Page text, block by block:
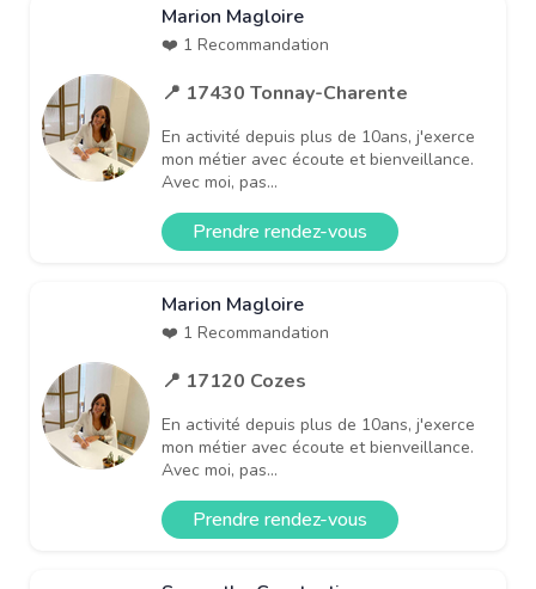
Marion Magloire
❤️ 1 Recommandation
📍 17430 Tonnay-Charente
En activité depuis plus de 10ans, j'exerce
mon métier avec écoute et bienveillance.
Avec moi, pas...
Prendre rendez-vous
Marion Magloire
❤️ 1 Recommandation
📍 17120 Cozes
En activité depuis plus de 10ans, j'exerce
mon métier avec écoute et bienveillance.
Avec moi, pas...
Prendre rendez-vous